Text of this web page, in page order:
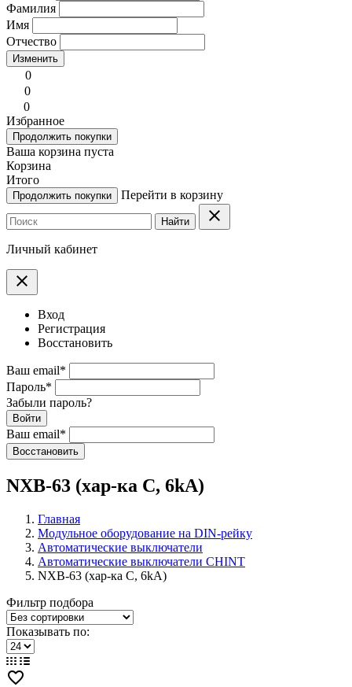
Фамилия
Имя
Отчество
Изменить
0
0
0
Избранное
Продолжить покупки
Ваша корзина пуста
Корзина
Итого
Продолжить покупки Перейти в корзину
Найти clear
Личный кабинет
clear
Вход
Регистрация
Восстановить
Ваш email*
Пароль*
Забыли пароль?
Войти
Ваш email*
Воcстановить
NXB-63 (хар-ка С, 6kA)
Главная
Модульное оборудование на DIN-рейку
Автоматические выключатели
Автоматические выключатели CHINT
NXB-63 (хар-ка С, 6kA)
Фильтр подбора
Показывать по:
favorite_border